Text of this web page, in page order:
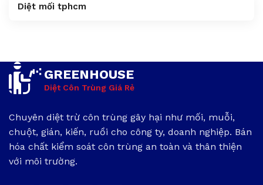
Diệt mối tphcm
GREENHOUSE
Diệt Côn Trùng Giá Rẻ
Chuyên diệt trừ côn trùng gây hại như mối, muỗi,
chuột, gián, kiến, ruồi cho công ty, doanh nghiệp. Bán
hóa chất kiểm soát côn trùng an toàn và thân thiện
với môi trường.